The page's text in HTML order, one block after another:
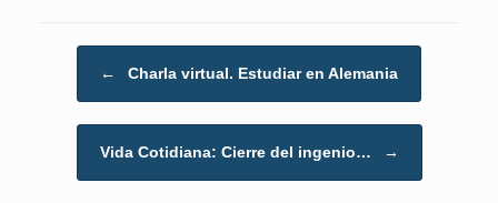
← Charla virtual. Estudiar en Alemania
Vida Cotidiana: Cierre del ingenio… →